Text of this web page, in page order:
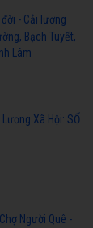
- Cải lương
Bạch Tuyết,
Lâm
Xã Hội: SỐ
Người Quê -